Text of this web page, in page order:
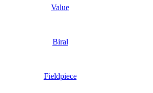
Value
Biral
Fieldpiece